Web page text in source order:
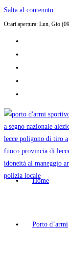
Salta al contenuto
Orari apertura: Lun, Gio
Home
Porto d’armi